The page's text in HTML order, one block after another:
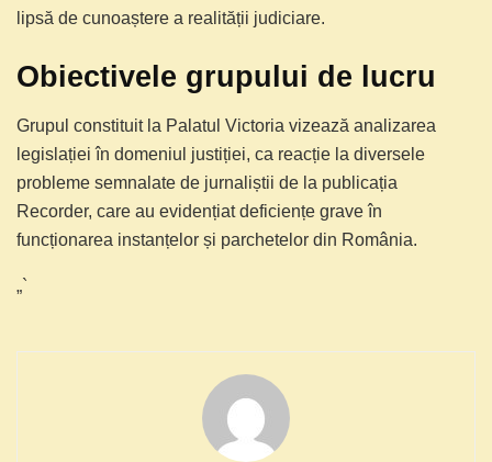
lipsă de cunoaștere a realității judiciare.
Obiectivele grupului de lucru
Grupul constituit la Palatul Victoria vizează analizarea
legislației în domeniul justiției, ca reacție la diversele
probleme semnalate de jurnaliștii de la publicația
Recorder, care au evidențiat deficiențe grave în
funcționarea instanțelor și parchetelor din România.
„`